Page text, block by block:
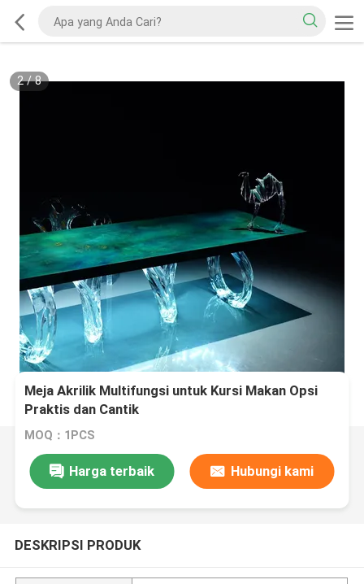
2/8
Meja Akrilik Multifungsi untuk Kursi Makan Opsi
Praktis dan Cantik
MOQ：1PCS
Harga terbaik Hubungi kami
DESKRIPSI PRODUK